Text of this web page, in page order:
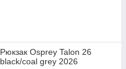
Рюкзак Osprey Talon 26
black/coal grey 2026